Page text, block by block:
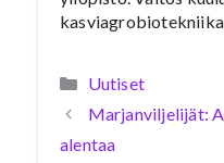
Kategoriat
Uutiset
Marjanviljelijät:
alentaa